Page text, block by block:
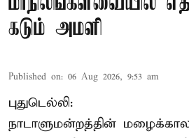
கடும் அமளி
Published on: 06 Aug 2026, 9:53 am
புதுடெல்லி:
நாடாளுமன்றத்தின்